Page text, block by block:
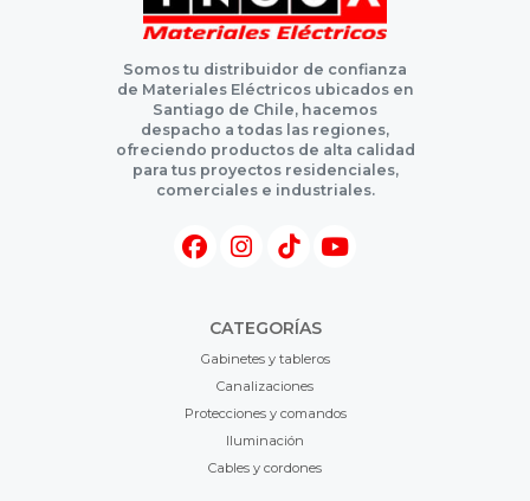
Somos tu distribuidor de confianza
de Materiales Eléctricos ubicados en
Santiago de Chile, hacemos
despacho a todas las regiones,
ofreciendo productos de alta calidad
para tus proyectos residenciales,
comerciales e industriales.
CATEGORÍAS
Gabinetes y tableros
Canalizaciones
Protecciones y comandos
Iluminación
Cables y cordones